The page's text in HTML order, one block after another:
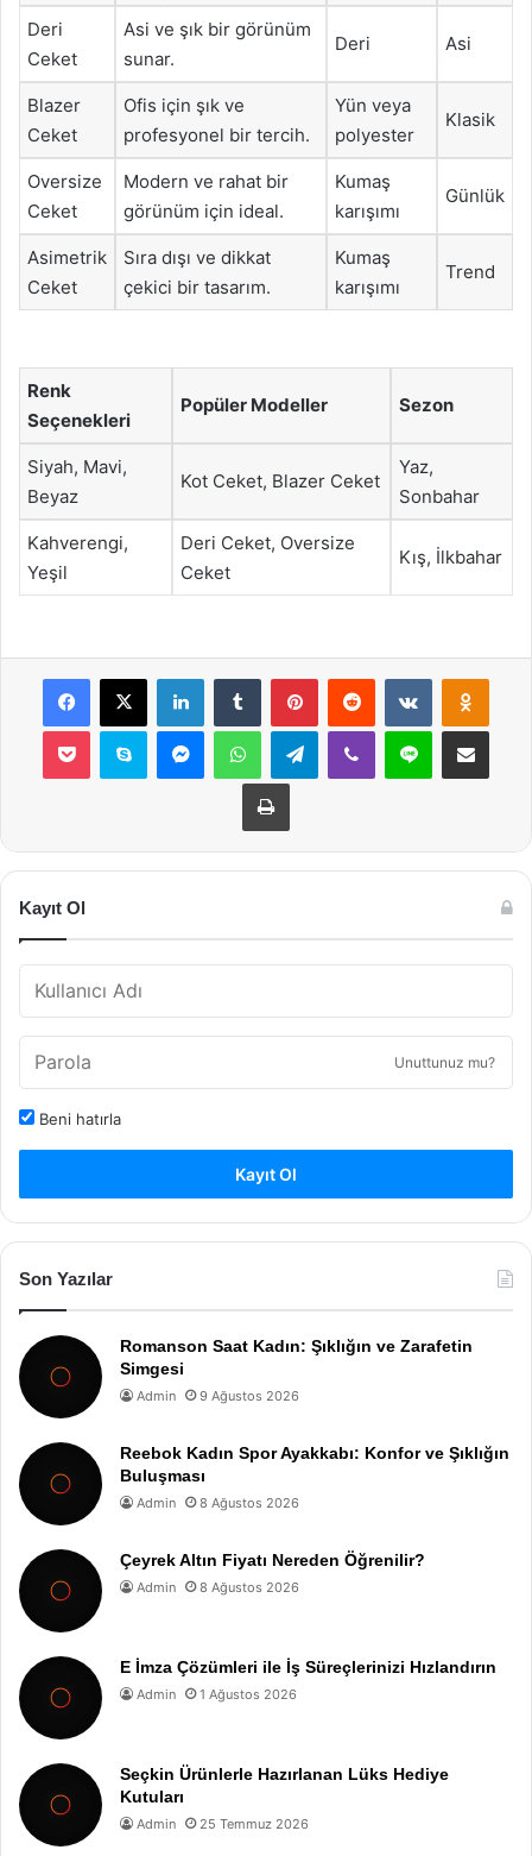
Deri
Ceket
Asi ve şık bir görünüm
sunar.
Deri Asi
Blazer
Ceket
Ofis için şık ve
profesyonel bir tercih.
Yün veya
polyester
Klasik
Oversize
Ceket
Modern ve rahat bir
görünüm için ideal.
Kumaş
karışımı
Günlük
Asimetrik
Ceket
Sıra dışı ve dikkat
çekici bir tasarım.
Kumaş
karışımı
Trend
Renk
Seçenekleri
Popüler Modeller Sezon
Siyah, Mavi,
Beyaz
Kot Ceket, Blazer Ceket
Yaz,
Sonbahar
Kahverengi,
Yeşil
Deri Ceket, Oversize
Ceket
Kış, İlkbahar
Facebook
X LinkedInTumblr PinterestReddit VKontakte
Pocket Skype MessengerWhatsAppTelegramViber Line E-Posta ile
Yazdır
Kayıt Ol
Unuttunuz mu?
Beni hatırla
Kayıt Ol
Son Yazılar
Romanson Saat Kadın: Şıklığın ve Zarafetin
Simgesi
Admin 9 Ağustos 2026
Reebok Kadın Spor Ayakkabı: Konfor ve Şıklığın
Buluşması
Admin 8 Ağustos 2026
Çeyrek Altın Fiyatı Nereden Öğrenilir?
Admin 8 Ağustos 2026
E İmza Çözümleri ile İş Süreçlerinizi Hızlandırın
Admin 1 Ağustos 2026
Seçkin Ürünlerle Hazırlanan Lüks Hediye
Kutuları
Admin 25 Temmuz 2026